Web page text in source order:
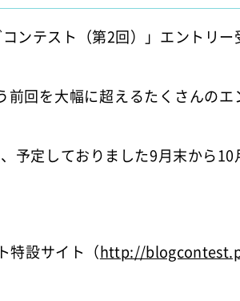
ンテスト（第2回）」エントリー
回を大幅に超えるたくさんのエ
予定しておりました9月末から10
特設サイト（http://